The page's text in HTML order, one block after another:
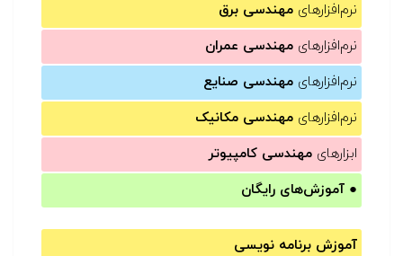
نرم‌افزارهای مهندسی برق
نرم‌افزارهای مهندسی عمران
نرم‌افزارهای مهندسی صنایع
نرم‌افزارهای مهندسی مکانیک
ابزارهای مهندسی کامپیوتر
● آموزش‌های رایگان
آموزش برنامه نویسی